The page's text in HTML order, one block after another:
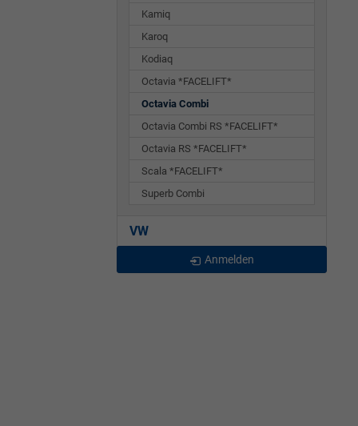
Kamiq
Karoq
Kodiaq
Octavia *FACELIFT*
Octavia Combi
Octavia Combi RS *FACELIFT*
Octavia RS *FACELIFT*
Scala *FACELIFT*
Superb Combi
VW
Anmelden